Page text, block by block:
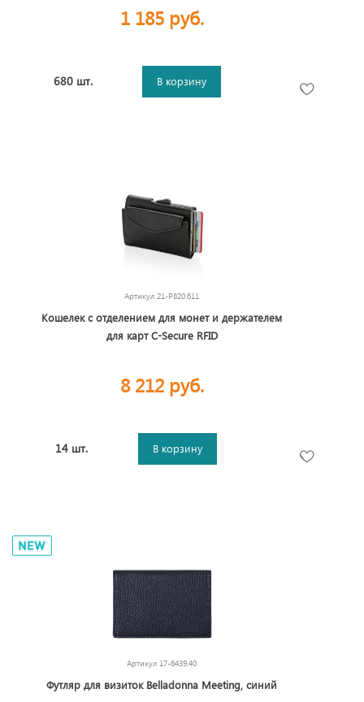
1 185 руб.
680 шт. В корзину
Артикул 21-P820.611
Кошелек с отделением для монет и держателем
для карт C-Secure RFID
8 212 руб.
14 шт. В корзину
Артикул 17-6439.40
Футляр для визиток Belladonna Meeting, синий